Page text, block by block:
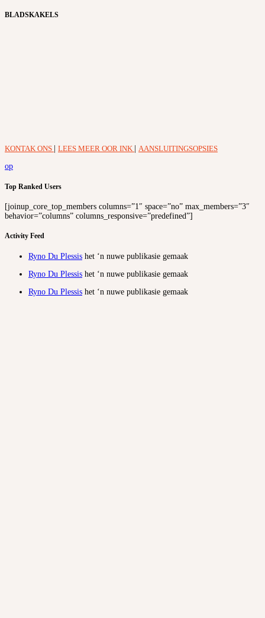
BLADSKAKELS
KONTAK ONS LEES MEER OOR INK
AANSLUITINGSOPSIES
op
Top Ranked Users
[joinup_core_top_members columns=”1″ space=”no” max_members=”3″
behavior=”columns” columns_responsive=”predefined”]
Activity Feed
Ryno Du Plessis het ‘n nuwe publikasie gemaak
Ryno Du Plessis het ‘n nuwe publikasie gemaak
Ryno Du Plessis het ‘n nuwe publikasie gemaak